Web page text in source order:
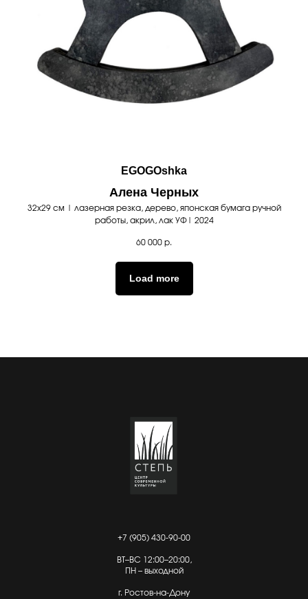
EGOGOshka
Алена Черных
32х29 см | лазерная резка, дерево, японская бумага ручной
работы, акрил, лак УФ| 2024
60 000 р.
Load more
+7 (905) 430-90-00
ВТ–ВС 12:00–20:00,
ПН – выходной
г. Ростов-на-Дону